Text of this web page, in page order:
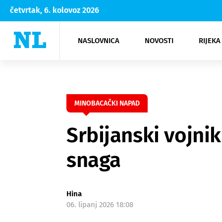
četvrtak, 6. kolovoz 2026
NASLOVNICA NOVOSTI
Rijeka Opatija
NK
Moda
Kultura
MINOBACAČKI NAPAD
Srbijanski
snaga
Hina
06. lipanj 2026 18:08